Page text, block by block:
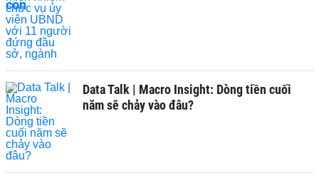
Data Talk | Macro Insight: Dòng tiền cuối
năm sẽ chảy vào đâu?